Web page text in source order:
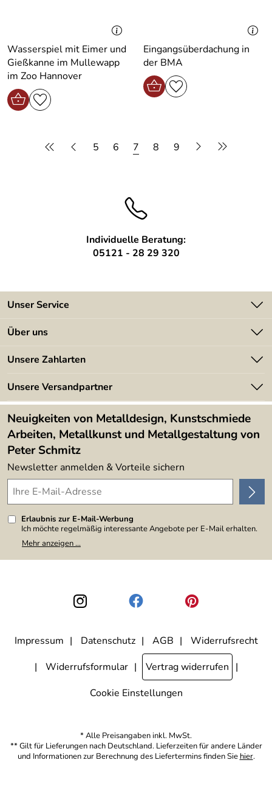
Wasserspiel mit Eimer und
Gießkanne im Mullewapp
im Zoo Hannover
Eingangsüberdachung in
der BMA
5 6 7 8 9
Individuelle Beratung:
05121 - 28 29 320
Unser Service
Kontakt
Kundeninformationen
Newsletter
Lieferbedingungen
Über uns
Angebote
Kundenbewertungen (394)
4,9/5
Unsere Zahlarten
Unsere Versandpartner
Neuigkeiten von Metalldesign, Kunstschmiede
Arbeiten, Metallkunst und Metallgestaltung von
Peter Schmitz
Newsletter anmelden & Vorteile sichern
Erlaubnis zur E-Mail-Werbung
Ich möchte regelmäßig interessante Angebote per E-Mail erhalten.
Meine E-Mail-Adresse wird nicht an andere Unternehmen
weitergegeben. Zu statistischen Zwecken wird in anonymer Form
den Link "Abmelden" am Ende des Newsletters anklicke. Die
Datenschutzerklärung
habe ich zur Kenntnis genommen.
Mehr anzeigen ...
Impressum Datenschutz AGB
Widerrufsrecht
Widerrufsformular
Vertrag widerrufen
Cookie Einstellungen
* Alle Preisangaben inkl. MwSt.
** Gilt für Lieferungen nach Deutschland. Lieferzeiten für andere Länder
und Informationen zur Berechnung des Liefertermins finden Sie hier.